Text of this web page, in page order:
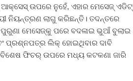
ଉପରେ ନୁହେଁ, ଏହାର ମେସେଜ୍ ଏଡିଟ୍
ନିୟନ୍ତ୍ରଣ ଲାଗୁ କରିଛନ୍ତି। ତଦନ୍ତରେ
ମେସେଜ୍‌କୁ ପରେ ବଦଳାଇ ଭୁଆଁ ବୁଲାଇ
ପ୍ରଶ୍ନପତ୍ର ଲିକ୍ ହୋଇଥିବାର ଦାବି
ଫିଚର୍ ଉପରେ ମଧ୍ୟ କଟକଣା ଜାରି